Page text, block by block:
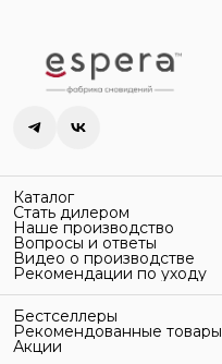
Каталог
Стать дилером
Наше производство
Вопросы и ответы
Видео о производстве
Рекомендации по уходу
Бестселлеры
Рекомендованные товары
Акции